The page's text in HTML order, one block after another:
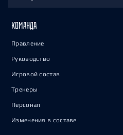
КОМАНДА
Правление
Руководство
Игровой состав
Тренеры
Персонал
Изменения в составе